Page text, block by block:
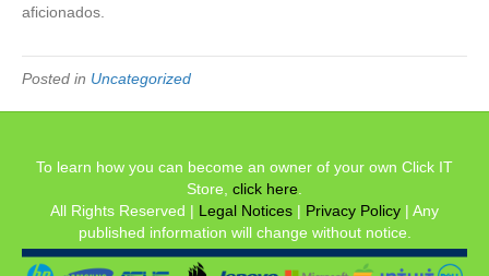
aficionados.
Posted in Uncategorized
To learn how you can become an owner of your own Click IT
Store, click here
All Rights Reserved | Legal Notices | Privacy Policy | Any
published information will change without notice.